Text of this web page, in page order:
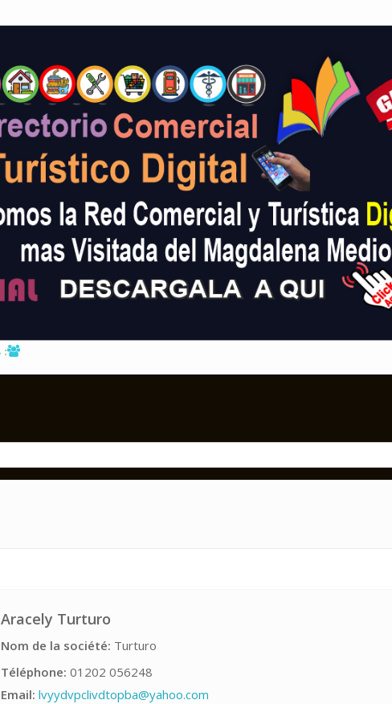
:
Aracely Turturo
Nom de la société: Turturo
Téléphone: 01202 056248
Email: lvyydvpclivdtopba@yahoo.com